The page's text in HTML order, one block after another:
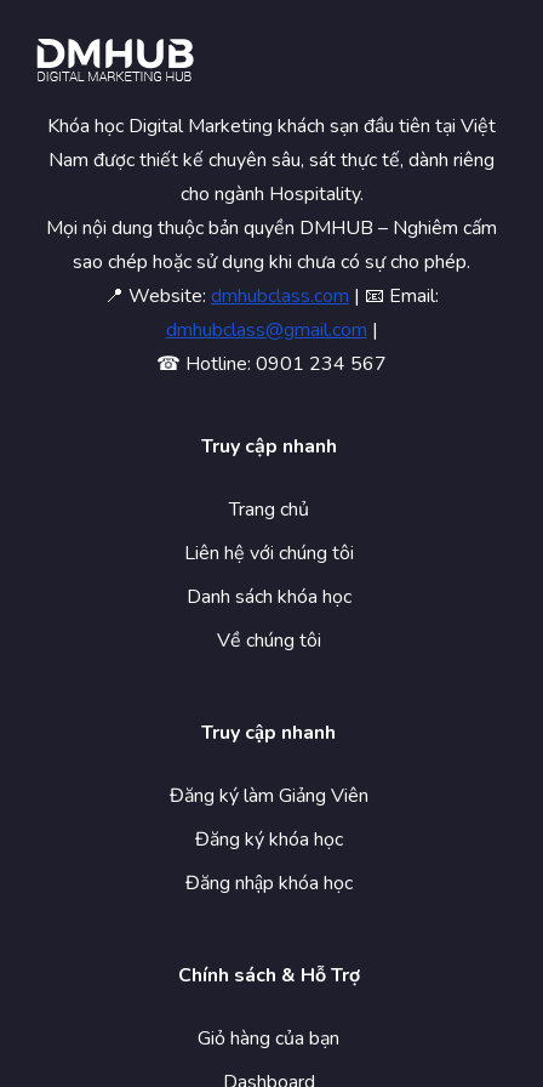
Khóa học Digital Marketing khách sạn đầu tiên tại Việt
Nam được thiết kế chuyên sâu, sát thực tế, dành riêng
cho ngành Hospitality.
Mọi nội dung thuộc bản quyền DMHUB – Nghiêm cấm
sao chép hoặc sử dụng khi chưa có sự cho phép.
📍 Website: dmhubclass.com | 📧 Email:
dmhubclass@gmail.com |
☎ Hotline: 0901 234 567
Truy cập nhanh
Trang chủ
Liên hệ với chúng tôi
Danh sách khóa học
Về chúng tôi
Truy cập nhanh
Đăng ký làm Giảng Viên
Đăng ký khóa học
Đăng nhập khóa học
Chính sách & Hỗ Trợ
Giỏ hàng của bạn